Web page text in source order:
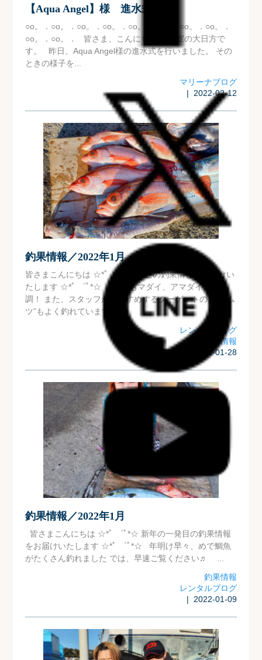
【Aqua Angel】様 進水式⚓
○o。．○o。．○o。．○o。．○o。．○o。．○o。．○o。．
○o。．○o。． 皆さま、こんにちは 広報室の大日方で
す。 昨日、Aqua Angel様の進水式を行いました。 その
ときの様子を...
マリーナブログ
| 2022-02-12
釣果情報／2022年1月
皆さまこんにちは ☆*ﾟ ゜ﾟ*☆ 最近の釣果情報をお届けい
たします ☆*ﾟ ゜ﾟ*☆ 今週もマダイ、アマダイが絶好
調！ また、スタッフがおすすめするターゲットの”アカム
ツ”もよく釣れています...
レンタルブログ
釣果情報
| 2022-01-28
釣果情報／2022年1月
皆さまこんにちは ☆*ﾟ ゜ﾟ*☆ 新年の一発目の釣果情報
をお届けいたします ☆*ﾟ ゜ﾟ*☆ 年明け早々、めで鯛魚
がたくさん釣れました では、早速ご覧ください♬ ...
釣果情報
レンタルブログ
| 2022-01-09